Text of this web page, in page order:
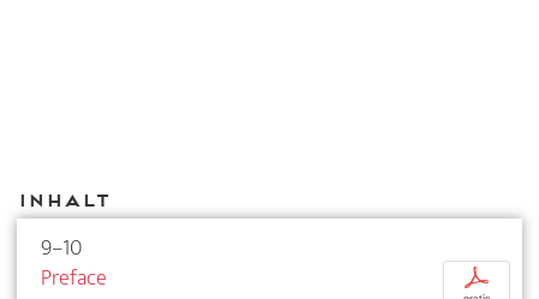
Inhalt
9–10
Preface
p